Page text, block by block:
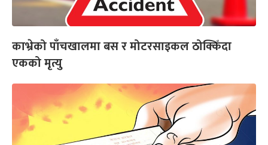
काभ्रेको पाँचखालमा बस र मोटरसाइकल ठोक्किँदा
एकको मृत्यु